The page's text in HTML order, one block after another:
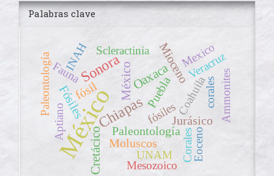
Palabras clave
México
Sonora
Chiapas
Cretácico
Oaxaca
México Mioceno
Paleontología
Puebla
Jurásico
Moluscos
Fósilesfósil
Corales
fósiles
Fauna
Eoceno
Scleractinia
Coahuila
UNAM
Aptiano
Veracruz
Paleontología
Mesozoico
corales
INAH Mexico
Ammonites